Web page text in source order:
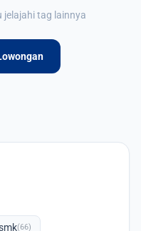
jelajahi tag lainnya
(66)